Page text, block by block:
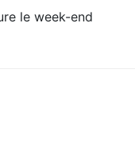
le week-end